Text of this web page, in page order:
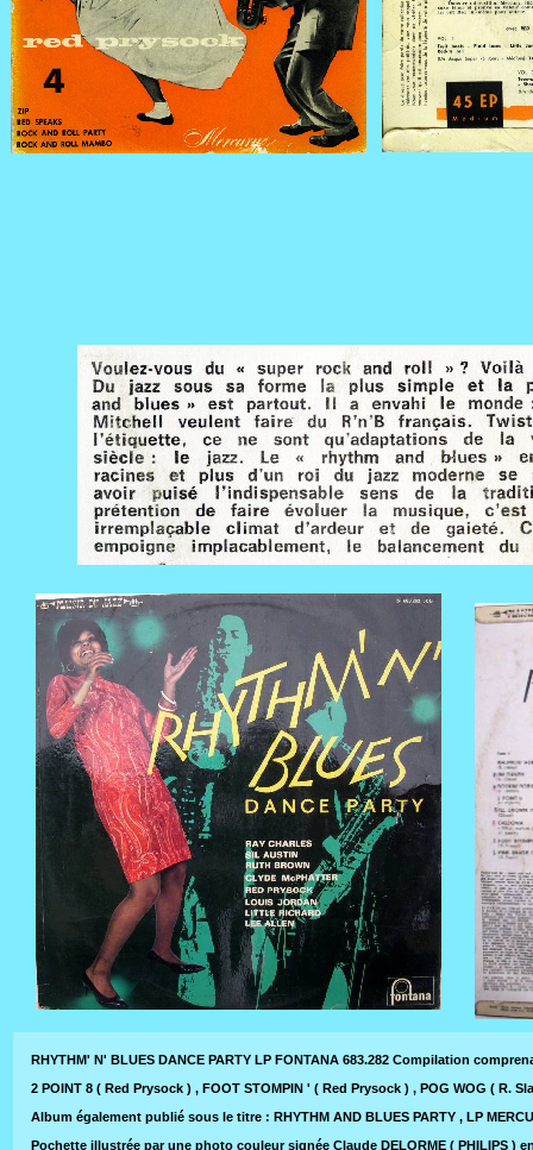
RHYTHM' N' BLUES DANCE PARTY LP FONTANA 683.282 Compilation
2 POINT 8 ( Red Prysock ) , FOOT STOMPIN ' ( Red Prysock ) , POG WOG ( R.
Album également publié sous le titre : RHYTHM AND BLUES PARTY , LP
Pochette illustrée par une photo couleur signée Claude DELORME ( PHILIPS )